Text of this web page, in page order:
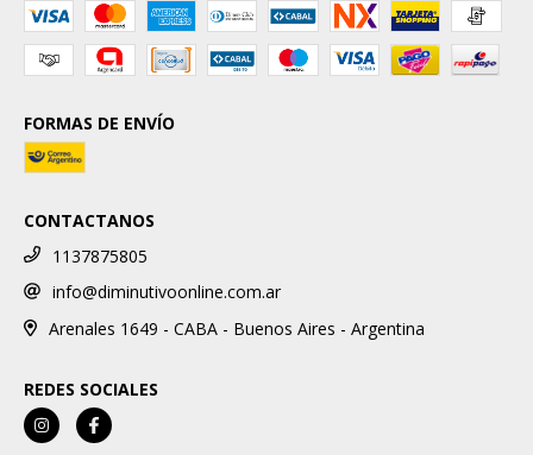
FORMAS DE ENVÍO
CONTACTANOS
1137875805
info@diminutivoonline.com.ar
Arenales 1649 - CABA - Buenos Aires - Argentina
REDES SOCIALES